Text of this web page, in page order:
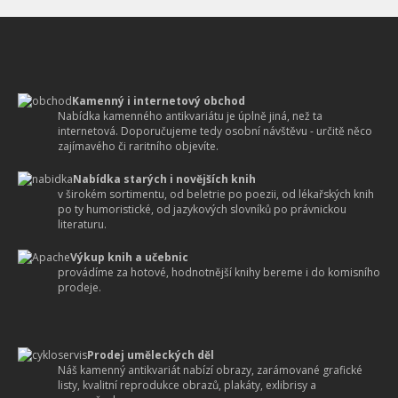
Kamenný i internetový obchod
Nabídka kamenného antikvariátu je úplně jiná, než ta
internetová. Doporučujeme tedy osobní návštěvu - určitě něco
zajímavého či raritního objevíte.
Nabídka starých i novějších knih
v širokém sortimentu, od beletrie po poezii, od lékařských knih
po ty humoristické, od jazykových slovníků po právnickou
literaturu.
Výkup knih a učebnic
provádíme za hotové, hodnotnější knihy bereme i do komisního
prodeje.
Prodej uměleckých děl
Náš kamenný antikvariát nabízí obrazy, zarámované grafické
listy, kvalitní reprodukce obrazů, plakáty, exlibrisy a